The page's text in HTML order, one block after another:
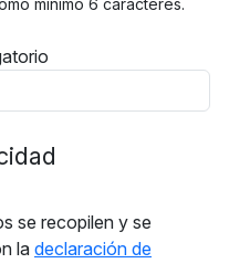
mínimo 6 caracteres.
se recopilen y se
la declaración de